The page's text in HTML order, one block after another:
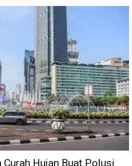
Curah Hujan Buat Polusi